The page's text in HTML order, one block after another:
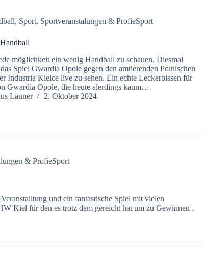
, Sport, Sportveranstalungen & ProfieSport
möglichkeit ein wenig Handball zu schauen. Diesmal
Spiel Gwardia Opole gegen den amtierenden Polnischen
Industria Kielce live zu sehen. Ein echte Leckerbissen für
Gwardia Opole, die heute alerdings kaum…
Launer
2. Oktober 2024
& ProfieSport
und ein fantastische Spiel mit vielen
Kiel für den es trotz dem gereicht hat um zu Gewinnen .